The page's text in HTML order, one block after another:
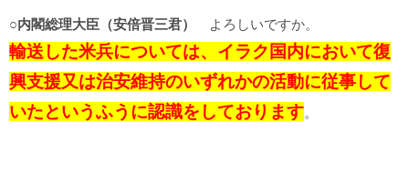
○内閣総理大臣（安倍晋三君） よろしいですか。
輸送した米兵については、イラク国内において復
興支援又は治安維持のいずれかの活動に従事して
いたというふうに認識をしております。